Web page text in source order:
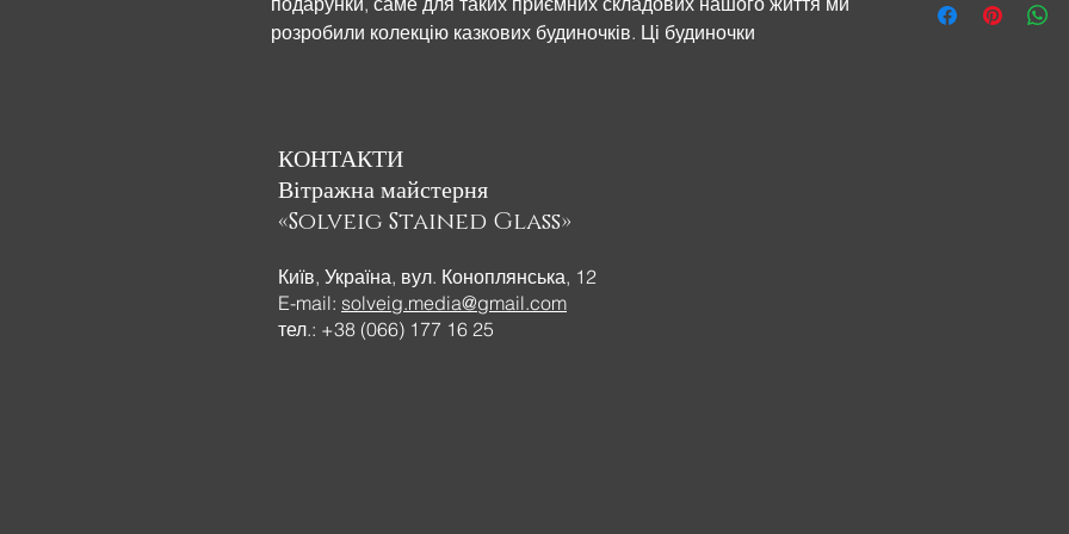
розробили колекцію казкових будиночків. Ці будиночки
розмір підставки
КОНТАКТИ
Вітражна майстерня
«Solveig Stained Glass»
Київ, Україна, вул. Коноплянська, 12
E-mail: solveig.media@gmail.com
тел.: +38 (066) 177 16 25